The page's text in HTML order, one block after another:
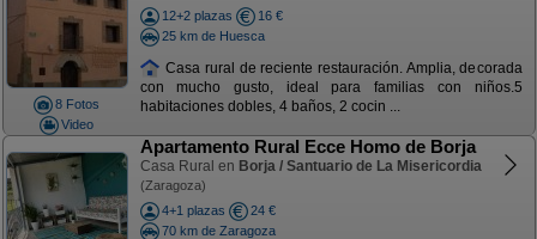
8 Fotos
Video
12+2 plazas
16 €
25 km de Huesca
Casa rural de reciente restauración. Amplia, decorada
con mucho gusto, ideal para familias con niños.5
habitaciones dobles, 4 baños, 2 cocin ...
Apartamento Rural Ecce Homo de Borja
Casa Rural en Borja / Santuario de La Misericordia
(Zaragoza)
4+1 plazas
24 €
70 km de Zaragoza